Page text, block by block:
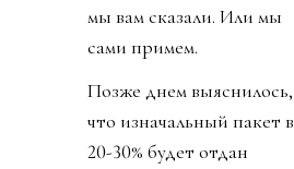
мы вам сказали. Или мы
сами примем.
Позже днем выяснилось,
что изначальный пакет в
20-30% будет отдан